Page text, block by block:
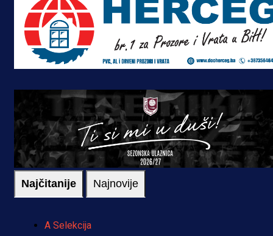
Najčitanije Najnovije
A Selekcija